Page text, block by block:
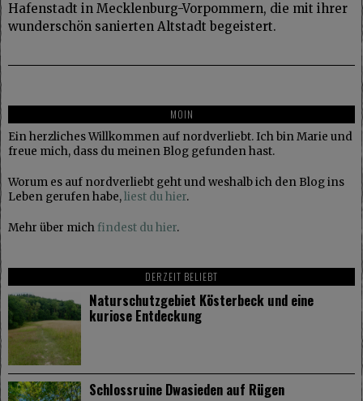
Hafenstadt in Mecklenburg-Vorpommern, die mit ihrer
wunderschön sanierten Altstadt begeistert.
MOIN
Ein herzliches Willkommen auf nordverliebt. Ich bin Marie und
freue mich, dass du meinen Blog gefunden hast.
Worum es auf nordverliebt geht und weshalb ich den Blog ins
Leben gerufen habe,liest du hier.
Mehr über michfindest du hier.
DERZEIT BELIEBT
Naturschutzgebiet Kösterbeck und eine
kuriose Entdeckung
Schlossruine Dwasieden auf Rügen